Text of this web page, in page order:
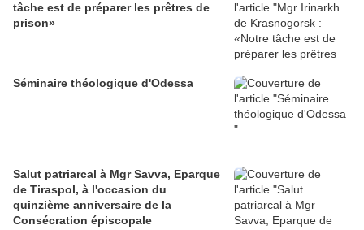
tâche est de préparer les prêtres de
prison»
Séminaire théologique d'Odessa
Salut patriarcal à Mgr Savva, Eparque
de Tiraspol, à l'occasion du
quinzième anniversaire de la
Consécration épiscopale